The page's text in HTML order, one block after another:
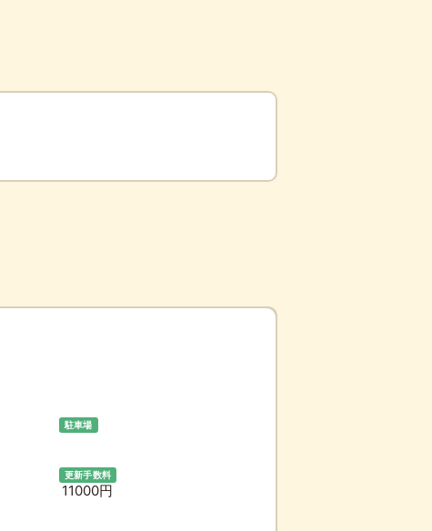
駐車場
更新手数料
11000円